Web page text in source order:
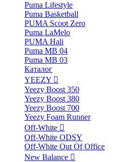
Puma Lifestyle
Puma Basketball
PUMA Scoot Zero
Puma LaMelo
PUMA Hali
Puma MB 04
Puma MB 03
Каталог
YEEZY
Yeezy Boost 350
Yeezy Boost 380
Yeezy Boost 700
Yeezy Foam Runner
Off-White
Off-White ODSY
Off-White Out Of Office
New Balance